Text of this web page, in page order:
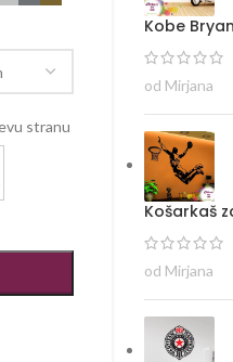
stranu
Kobe
od Mirjana
Košarkaš
od Mirjana